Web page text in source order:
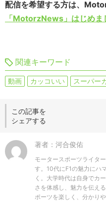
配信を希望する方は、
「MotorzNews」はじめま
関連キーワード
動画 カッコいい スーパー
この記事を
シェアする
著者：河合俊佑
モータースポーツライタ
す。10代にF1の魅力にハ
く。大学時代は自身でカ
さを体感し、魅力を伝え
ポーツを楽しく、分かり